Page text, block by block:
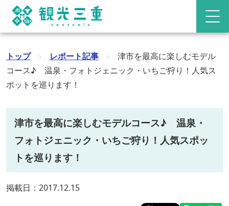
トップ › レポート記事 ›
津市を最高に楽しむモデル
コース♪ 温泉・フォトジェニック・いちご狩り！人気ス
ポットを巡ります！
津市を最高に楽しむモデルコース♪ 温泉・
フォトジェニック・いちご狩り！人気スポッ
トを巡ります！
掲載日：2017.12.15